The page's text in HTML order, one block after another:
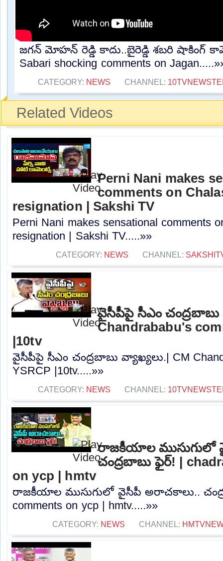
జగన్ మోహన్ రెడ్డి కాదు..బైరెడ్డి శబరి షాకింగ్
Sabari shocking comments on
CATEGORY: NEWS CHANNEL:
Related Videos
Perni Nani makes
comments on
resignation | Sakshi TV
Perni Nani makes sensational comments
resignation | Sakshi TV.....»»
CATEGORY: NEWS CHANNEL:
వైసీపీపై సీఎం చంద్రబాబు
Chandrababu's
|10tv
వైసీపీపై సీఎం చంద్రబాబు వ్యాఖ్యలు.| CM
YSRCP |10tv.....»»
CATEGORY: NEWS CHANNEL:
రాజకీయాల ముసుగులో
చంద్రబాబు ఫైర్! |
on ycp | hmtv
రాజకీయాల ముసుగులో వైసీపీ అరాచకాలు..
comments on ycp | hmtv.....»»
CATEGORY: NEWS CHANNEL: